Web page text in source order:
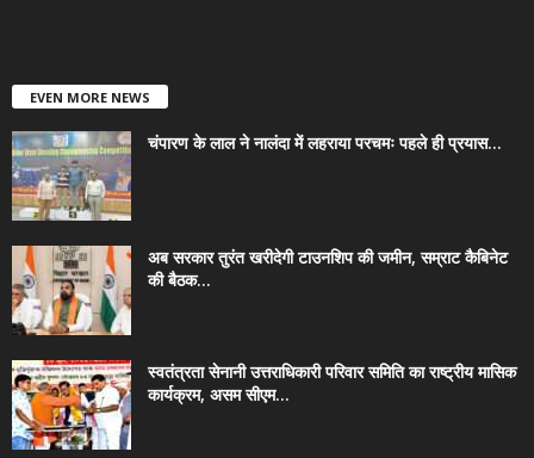
EVEN MORE NEWS
चंपारण के लाल ने नालंदा में लहराया परचमः पहले ही प्रयास...
अब सरकार तुरंत खरीदेगी टाउनशिप की जमीन, सम्राट कैबिनेट
की बैठक...
स्वतंत्रता सेनानी उत्तराधिकारी परिवार समिति का राष्ट्रीय मासिक
कार्यक्रम, असम सीएम...